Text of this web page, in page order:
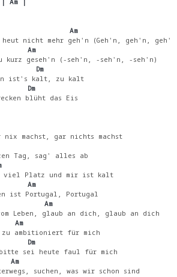
Am
nicht mehr geh'n (Geh'n, geh'n,
Am
geseh'n (-seh'n, -seh'n, -seh'n)
Dm
ist's kalt, zu kalt
Dm
blüht das Eis
machst, gar nichts machst
Tag, sag' alles ab
viel Platz und mir ist kalt
Am
ist Portugal, Portugal
Am
Leben, glaub an dich, glaub an dich
Am
ambitioniert für mich
Dm
sei heute faul für mich
Am
suchen, was wir schon sind